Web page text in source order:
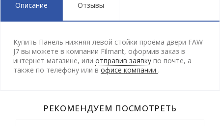
Описание Отзывы
Купить Панель нижняя левой стойки проёма двери FAW
J7 вы можете в компании Filmant, оформив заказ в
интернет магазине, или отправив заявку по почте, а
также по телефону или в офисе компании .
РЕКОМЕНДУЕМ ПОСМОТРЕТЬ